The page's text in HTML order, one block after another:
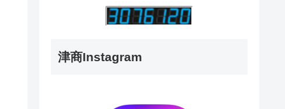
津商Instagram